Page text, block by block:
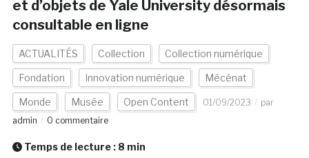
et d’objets de Yale University désormais
consultable en ligne
ACTUALITÉS Collection Collection numérique
Fondation Innovation numérique Mécénat
Monde Musée Open Content 01/09/2023
par
admin
0 commentaire
Temps de lecture : 8 min